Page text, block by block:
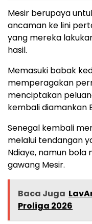
Mesir berupaya
ancaman ke lini
yang mereka
hasil.
Memasuki babak
memperagakan
menciptakan
kembali diamankan
Senegal kembali
melalui tendangan
Ndiaye, namun bola
gawang Mesir.
Baca Juga
Proliga 2026